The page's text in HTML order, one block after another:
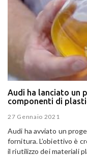
Audi ha lanciato un
componenti di
27 Gennaio 2021
Audi ha avviato un
fornitura. L’obiettivo è
il riutilizzo dei materiali